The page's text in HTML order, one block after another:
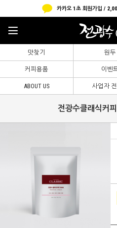
카카오 1초 회원가입 /
맛찾기 원두
커피용품 이벤
ABOUT US 사업자
전광수클래식커